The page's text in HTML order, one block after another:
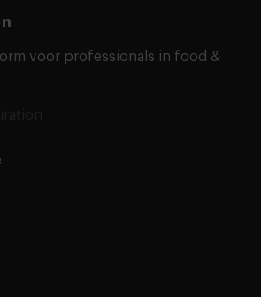
voor professionals in food &